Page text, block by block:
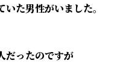
いた男性がいました。
だったのですが